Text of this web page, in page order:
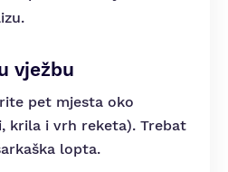
vježbu
pet mjesta oko
krila i vrh reketa). Trebat
lopta.